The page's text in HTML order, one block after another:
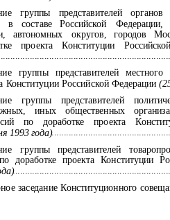
группы представителей органов
в составе Российской Федерации,
автономных округов, городов
проекта Конституции Российской
группы представителей
Конституции Российской Федерации
группы представителей
иных общественных
по доработке проекта
1993 года)
группы представителей
доработке проекта Конституции
заседание Конституционного